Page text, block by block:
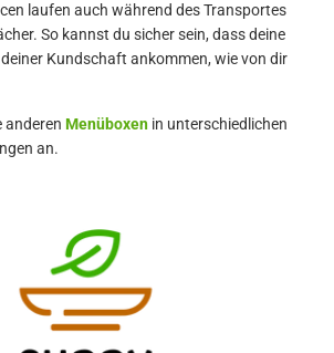
laufen auch während des Transportes
So kannst du sicher sein, dass deine
Kundschaft ankommen, wie von dir
anderenMenüboxen in unterschiedlichen
an.